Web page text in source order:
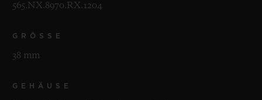
565.NX.8970.RX.1204
GRÖSSE
38 mm
GEHÄUSE